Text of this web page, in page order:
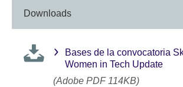
Downloads
Bases de la convocatoria
Women in Tech Update
(Adobe PDF 114KB)